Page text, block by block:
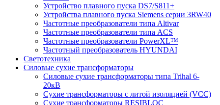
Устройство плавного пуска DS7/S811+
Устройства плавного пуска Siemens серии 3RW40
Частотные преобразователи типа Altivar
Частотные преобразователи типа ACS
Частотные преобразователи PowerXL™
Частотный преобразователь HYUNDAI
Светотехника
Силовые сухие трансформаторы
Силовые сухие трансформаторы типа Trihal 6-
20кВ
Сухие трансформаторы с литой изоляцией (VCC)
Сухие трансформаторы RESIBLOC